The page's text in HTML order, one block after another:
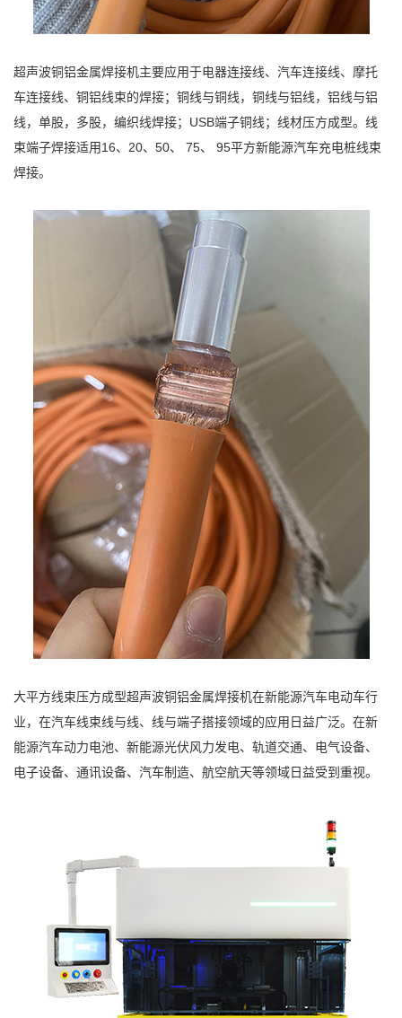
超声波铜铝金属焊接机主要应用于电器连接线、汽车连接线、摩托
车连接线、铜铝线束的焊接；铜线与铜线，铜线与铝线，铝线与铝
线，单股，多股，编织线焊接；USB端子铜线；线材压方成型。线
束端子焊接适用16、20、50、 75、 95平方新能源汽车充电桩线束
焊接。
大平方线束压方成型超声波铜铝金属焊接机在新能源汽车电动车行
业，在汽车线束线与线、线与端子搭接领域的应用日益广泛。在新
能源汽车动力电池、新能源光伏风力发电、轨道交通、电气设备、
电子设备、通讯设备、汽车制造、航空航天等领域日益受到重视。